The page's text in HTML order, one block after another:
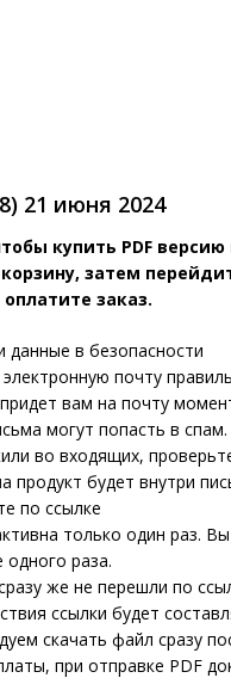
21 июня 2024
купить PDF
затем
заказ.
данные в безопасности
почту
вам на почту
могут попасть в
во входящих,
продукт будет внутри
по ссылке
только один раз.
одного раза.
же не перешли по
ссылки будет
скачать файл сразу
при отправке PDF